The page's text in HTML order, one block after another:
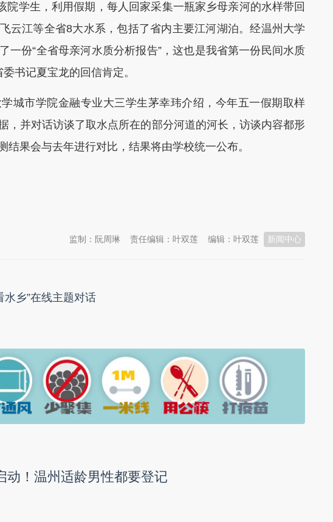
院学生，利用假期，每人回家采集一瓶家乡母亲河的水样带回
云江等全省8大水系，包括了省内主要江河湖泊。经温州大学
一份“全省母亲河水质分析报告”，这也是我省第一份民间水质
书记夏宝龙的回信肯定。
市学院金融专业大三学生茅幸玮介绍，今年五一假期取样
，并对话访谈了取水点所在的部分河道的河长，访谈内容都形
结果会与去年进行对比，结果将由学校统一公布。
新闻中心
编辑：叶双莲
责任编辑：叶双莲
监制：阮周琳
乡”在线主题对话
动！温州适龄男性都要登记